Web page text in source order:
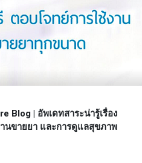
Blog | อัพเดทสาระน่ารู้เรื่อง
นขายยา และการดูแลสุขภาพ